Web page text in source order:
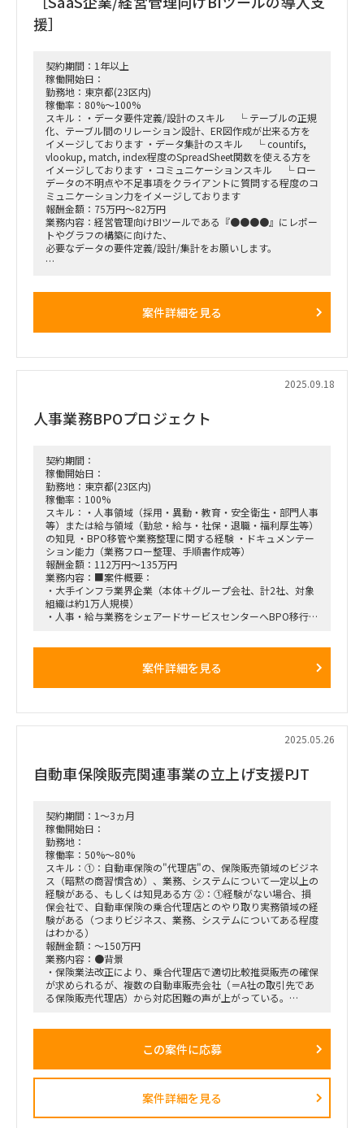
※PMの下で札幌BPOセンターの1チームをリード頂きます
・その他、進捗管理、資料作成、エンドクライアントへの報告
【作業場所】フル出社 ※東京箱崎／札幌 ※隔週札幌出張を
想定
【開始日】ASAP~2026年7月31日
援］
契約期間：1年以上
稼働開始日：
勤務地：東京都(23区内)
稼働率：80%～100%
スキル：・データ要件定義/設計のスキル └ テーブルの正規
化、テーブル間のリレーション設計、ER図作成が出来る方を
イメージしております ・データ集計のスキル └ countifs,
vlookup, match, index程度のSpreadSheet関数を使える方を
イメージしております ・コミュニケーションスキル └ ロー
データの不明点や不足事項をクライアントに質問する程度のコ
ミュニケーション力をイメージしております
報酬金額：75万円～82万円
業務内容：経営管理向けBIツールである『●●●●』にレポー
トやグラフの構築に向けた、
必要なデータの要件定義/設計/集計をお願いします。
・Slack/メールでのクライアント問合せ対応
※ アップセルなど営業要素は、別チームでの対応となるの
案件詳細を見る
2025.09.18
人事業務BPOプロジェクト
契約期間：
稼働開始日：
勤務地：東京都(23区内)
稼働率：100%
スキル：・人事領域（採用・異動・教育・安全衛生・部門人事
等）または給与領域（勤怠・給与・社保・退職・福利厚生等）
の知見 ・BPO移管や業務整理に関する経験 ・ドキュメンテー
ション能力（業務フロー整理、手順書作成等）
報酬金額：112万円～135万円
業務内容：■案件概要：
・大手インフラ業界企業（本体＋グループ会社、計2社、対象
組織は約1万人規模）
・人事・給与業務をシェアードサービスセンターへBPO移行
■フェーズ・スケジュール
┗対象業務：採用、異動、教育、安全衛生、部門人事等
ー給与業務チーム
て、共済など含む)
※業務移行先のセンターは30-40名程度
■役割/タスク
・PMO
ープロジェクト進捗・課題管理
ー課題発生時の対応検討およびステークホルダー報告
ースケジュール再設計や進捗モニタリングの支援
案件詳細を見る
2025.05.26
自動車保険販売関連事業の立上げ支援PJT
契約期間：1～3ヵ月
稼働開始日：
勤務地：
稼働率：50%～80%
スキル：①：自動車保険の"代理店"の、保険販売領域のビジネ
ス（暗黙の商習慣含め）、業務、システムについて一定以上の
経験がある、もしくは知見ある方 ②：①経験がない場合、損
保会社で、自動車保険の乗合代理店とのやり取り実務領域の経
験がある（つまりビジネス、業務、システムについてある程度
はわかる）
報酬金額：～150万円
業務内容：●背景
・保険業法改正により、乗合代理店で適切比較推奨販売の確保
が求められるが、複数の自動車販売会社（＝A社の取引先であ
る保険販売代理店）から対応困難の声が上がっている。
・A社での本件主管部署：事業部側。主な関連部署：業務オペ
・現時点、A社にて新規の構築・提供を想定する対象は次の3
①保険商品比較サイト ⇒ 既に別ベンダーに相談しており、
元請からの提案対象外
この案件に応募
案件詳細を見る